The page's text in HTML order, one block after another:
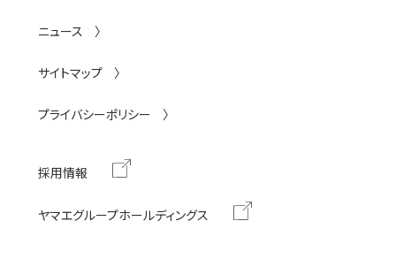
ニュース
サイトマップ
プライバシーポリシー
採用情報
ヤマエグループホールディングス